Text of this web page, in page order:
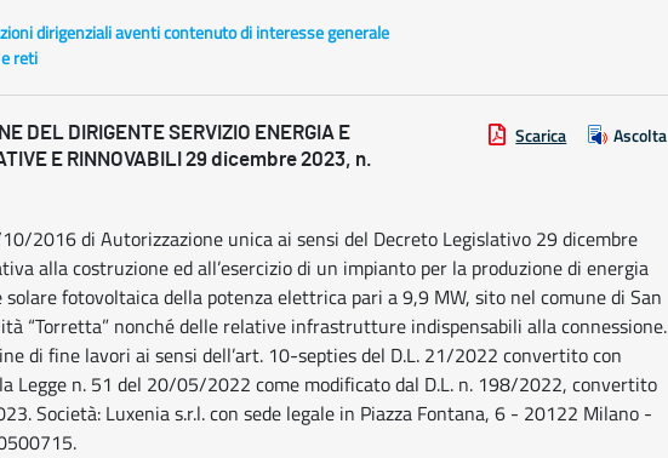
dirigenziali aventi contenuto di interesse generale
reti
DEL DIRIGENTE SERVIZIO ENERGIA E
E RINNOVABILI 29 dicembre 2023, n.
Scarica Ascolta
2016 di Autorizzazione unica ai sensi del Decreto Legislativo 29 dicembre
alla costruzione ed all’esercizio di un impianto per la produzione di energia
fotovoltaica della potenza elettrica pari a 9,9 MW, sito nel comune di San
“Torretta” nonché delle relative infrastrutture indispensabili alla connessione.
di fine lavori ai sensi dell’art. 10-septies del D.L. 21/2022 convertito con
Legge n. 51 del 20/05/2022 come modificato dal D.L. n. 198/2022, convertito
Società: Luxenia s.r.l. con sede legale in Piazza Fontana, 6 - 20122 Milano -